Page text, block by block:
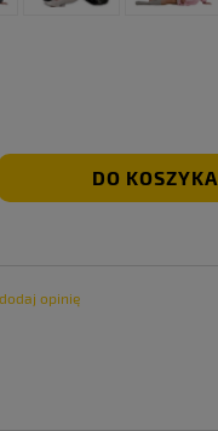
DO KOSZYKA
dodaj opinię